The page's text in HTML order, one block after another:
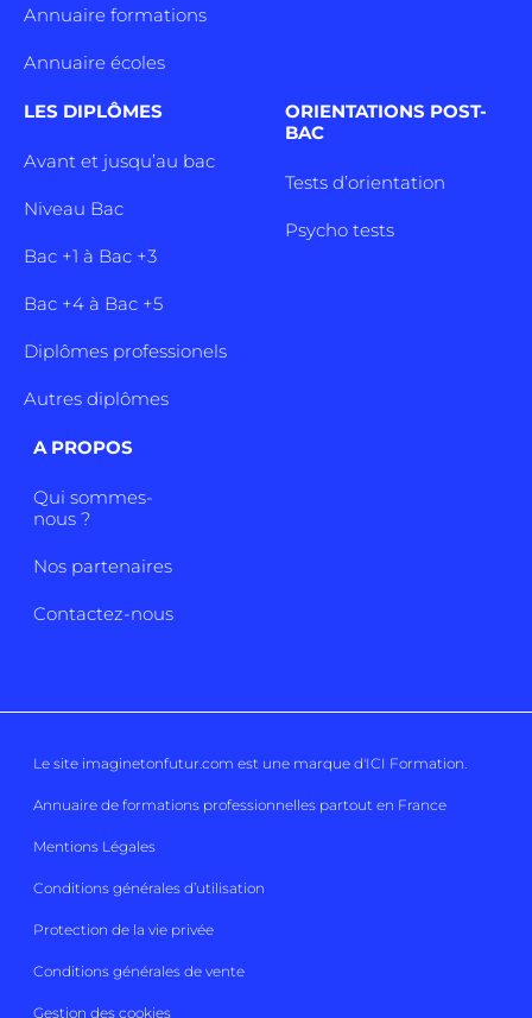
Annuaire formations
Annuaire écoles
LES DIPLÔMES
Avant et jusqu’au bac
Niveau Bac
Bac +1 à Bac +3
Bac +4 à Bac +5
Diplômes professionels
Autres diplômes
ORIENTATIONS POST-
BAC
Tests d’orientation
Psycho tests
A PROPOS
Qui sommes-
nous ?
Nos partenaires
Contactez-nous
Le site imaginetonfutur.com est une marque d'ICI Formation.
Annuaire de formations professionnelles partout en France
Mentions Légales
Conditions générales d’utilisation
Protection de la vie privée
Conditions générales de vente
Gestion des cookies